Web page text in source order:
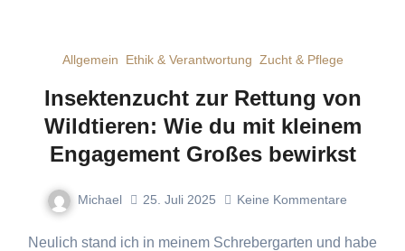
Allgemein Ethik & Verantwortung Zucht & Pflege
Insektenzucht zur Rettung von
Wildtieren: Wie du mit kleinem
Engagement Großes bewirkst
Michael 25. Juli 2025 Keine Kommentare
Neulich stand ich in meinem Schrebergarten und habe